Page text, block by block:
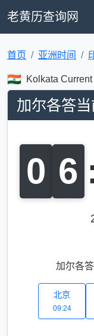
老黄历查询网
首页 亚洲时间
Kolkata
加尔各答当
0 6
加尔各
北京
09:24